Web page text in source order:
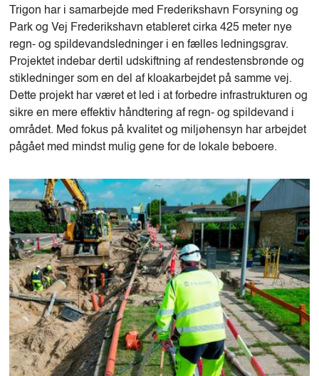
Trigon har i samarbejde med Frederikshavn Forsyning og
Park og Vej Frederikshavn etableret cirka 425 meter nye
regn- og spildevandsledninger i en fælles ledningsgrav.
Projektet indebar dertil udskiftning af rendestensbrønde og
stikledninger som en del af kloakarbejdet på samme vej.
Dette projekt har været et led i at forbedre infrastrukturen og
sikre en mere effektiv håndtering af regn- og spildevand i
området. Med fokus på kvalitet og miljøhensyn har arbejdet
pågået med mindst mulig gene for de lokale beboere.